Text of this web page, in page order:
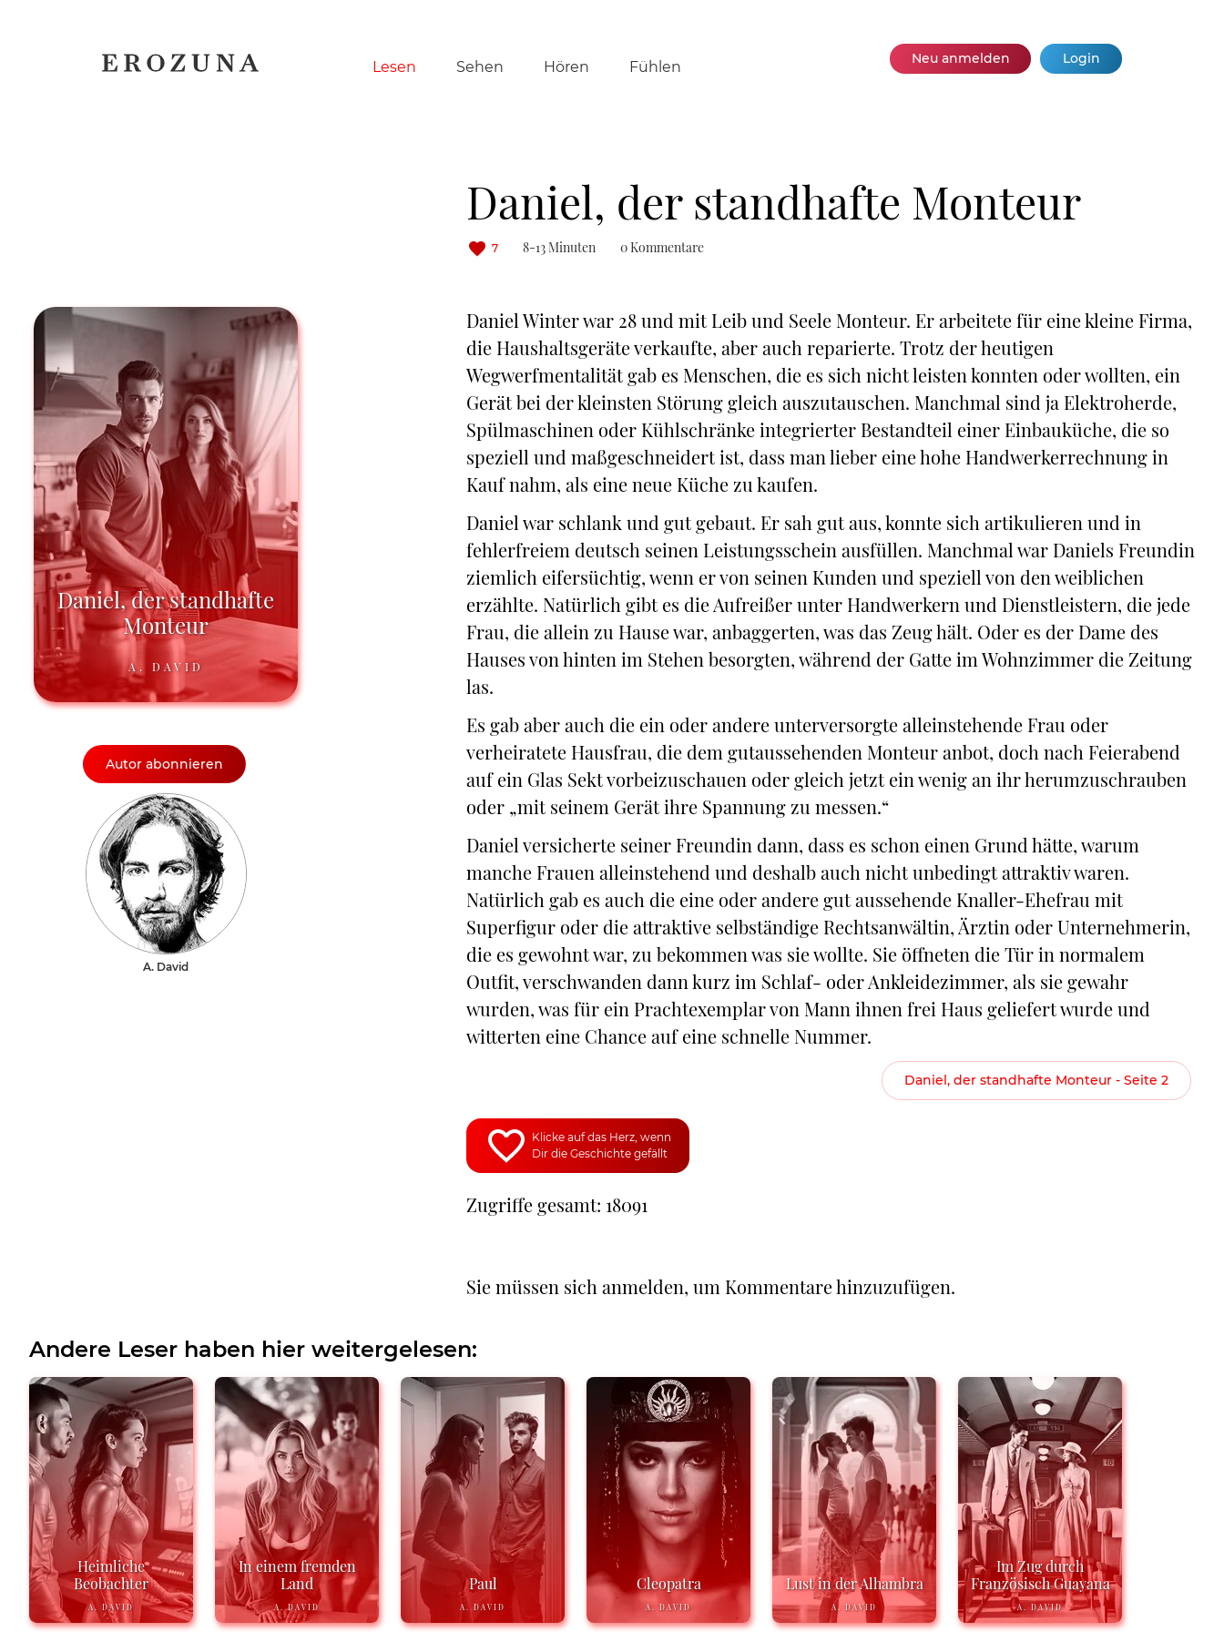
Navigation
Lesen Sehen Hören Fühlen Neu anmelden Login
Daniel, der standhafte Monteur
7 8-13 Minuten 0 Kommentare
Daniel, der standhafte
Monteur
A. DAVID
Autor abonnieren
A. David
Daniel Winter war 28 und mit Leib und Seele Monteur. Er arbeitete für eine kleine Firma,
die Haushaltsgeräte verkaufte, aber auch reparierte. Trotz der heutigen
Wegwerfmentalität gab es Menschen, die es sich nicht leisten konnten oder wollten, ein
Gerät bei der kleinsten Störung gleich auszutauschen. Manchmal sind ja Elektroherde,
Spülmaschinen oder Kühlschränke integrierter Bestandteil einer Einbauküche, die so
speziell und maßgeschneidert ist, dass man lieber eine hohe Handwerkerrechnung in
Kauf nahm, als eine neue Küche zu kaufen.
Daniel war schlank und gut gebaut. Er sah gut aus, konnte sich artikulieren und in
fehlerfreiem deutsch seinen Leistungsschein ausfüllen. Manchmal war Daniels Freundin
ziemlich eifersüchtig, wenn er von seinen Kunden und speziell von den weiblichen
erzählte. Natürlich gibt es die Aufreißer unter Handwerkern und Dienstleistern, die jede
Frau, die allein zu Hause war, anbaggerten, was das Zeug hält. Oder es der Dame des
Hauses von hinten im Stehen besorgten, während der Gatte im Wohnzimmer die Zeitung
las.
Es gab aber auch die ein oder andere unterversorgte alleinstehende Frau oder
verheiratete Hausfrau, die dem gutaussehenden Monteur anbot, doch nach Feierabend
auf ein Glas Sekt vorbeizuschauen oder gleich jetzt ein wenig an ihr herumzuschrauben
oder „mit seinem Gerät ihre Spannung zu messen.“
Daniel versicherte seiner Freundin dann, dass es schon einen Grund hätte, warum
manche Frauen alleinstehend und deshalb auch nicht unbedingt attraktiv waren.
Natürlich gab es auch die eine oder andere gut aussehende Knaller-Ehefrau mit
Superfigur oder die attraktive selbständige Rechtsanwältin, Ärztin oder Unternehmerin,
die es gewohnt war, zu bekommen was sie wollte. Sie öffneten die Tür in normalem
Outfit, verschwanden dann kurz im Schlaf- oder Ankleidezimmer, als sie gewahr
wurden, was für ein Prachtexemplar von Mann ihnen frei Haus geliefert wurde und
witterten eine Chance auf eine schnelle Nummer.
Daniel, der standhafte Monteur - Seite 2
Klicke auf das Herz, wenn
Dir die Geschichte gefällt
Zugriffe gesamt: 18091
Sie müssen sich anmelden, um Kommentare hinzuzufügen.
Andere Leser haben hier weitergelesen:
Heimliche
Beobachter
A. DAVID
In einem fremden
Land
A. DAVID
Paul
A. DAVID
Cleopatra
A. DAVID
Lust in der Alhambra
A. DAVID
Im Zug durch
Französisch Guayana
A. DAVID